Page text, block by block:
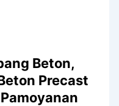
Beton,
Precast